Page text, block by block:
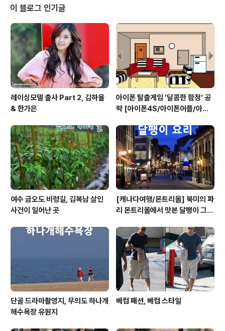
(통신사 변경), 부가서비스에 약정까지.. 이런 조건들이 맞
아야 하기 때문에 엄밀히 따지면 공짜는 아니란 거죠. 그렇
다고 돈이 많이 들어가는 건 물론 아닙니다. 번호나 통신사
를 바꾸고 약간의 부가서비스 비용을 지불한다 하더라도
몇십만원이나 하는 최신형 핸드폰을 공짜로 쓸 수 있으니
분명히 매리트는 있다고 봅니다. 하지만..
이 블로그 인기글
레이싱모델 출사 Part 2, 김하율
& 한가은
아이폰 탈출게임 '달콤한 함정' 공
략 [아이폰4S/아이폰어플/아이
여수 금오도 비렁길, 김복남 살인
사건이 일어난 곳
[캐나다여행/몬트리올] 북미의 파
리 몬트리올에서 맛본 달팽이 그라
단골 드라마촬영지, 무의도 하나개
해수욕장 유원지
베컴 패션, 베컴 스타일